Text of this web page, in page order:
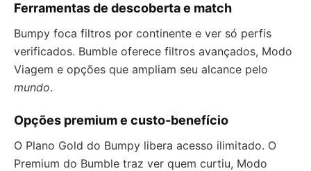
Ferramentas de descoberta e match
Bumpy foca filtros por continente e ver só perfis
verificados. Bumble oferece filtros avançados, Modo
Viagem e opções que ampliam seu alcance pelo
mundo.
Opções premium e custo-benefício
O Plano Gold do Bumpy libera acesso ilimitado. O
Premium do Bumble traz ver quem curtiu, Modo